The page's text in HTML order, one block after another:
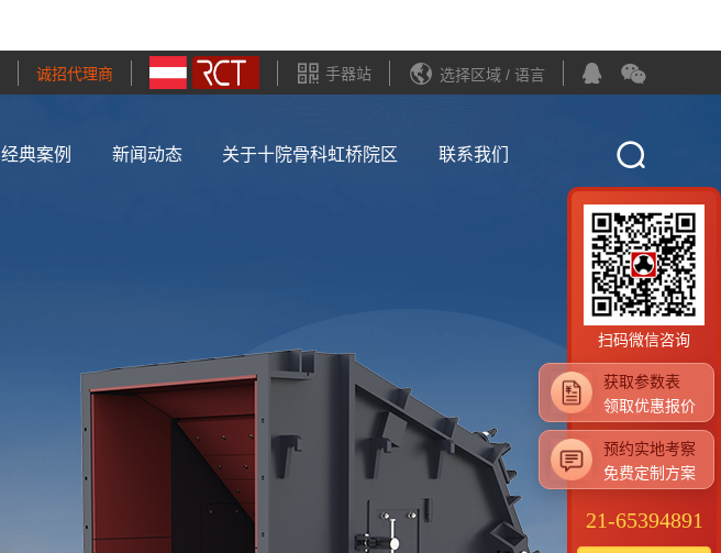
诚招代理商 手器站 选择区域 / 语言
经典案例 新闻动态 关于十院骨科虹桥院区 联系我们
扫码微信咨询
获取参数表
领取优惠报价
预约实地考察
免费定制方案
21-65394891